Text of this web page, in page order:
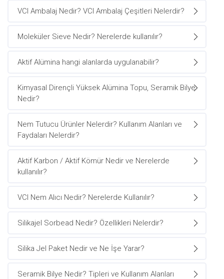
VCI Ambalaj Nedir? VCI Ambalaj Çeşitleri Nelerdir?
Moleküler Sieve Nedir? Nerelerde kullanılır?
Aktif Alümina hangi alanlarda uygulanabilir?
Kimyasal Dirençli Yüksek Alümina Topu, Seramik Bilye
Nedir?
Nem Tutucu Ürünler Nelerdir? Kullanım Alanları ve
Faydaları Nelerdir?
Aktif Karbon / Aktif Kömür Nedir ve Nerelerde
kullanılır?
VCI Nem Alıcı Nedir? Nerelerde Kullanılır?
Silikajel Sorbead Nedir? Özellikleri Nelerdir?
Silika Jel Paket Nedir ve Ne İşe Yarar?
Seramik Bilye Nedir? Tipleri ve Kullanım Alanları